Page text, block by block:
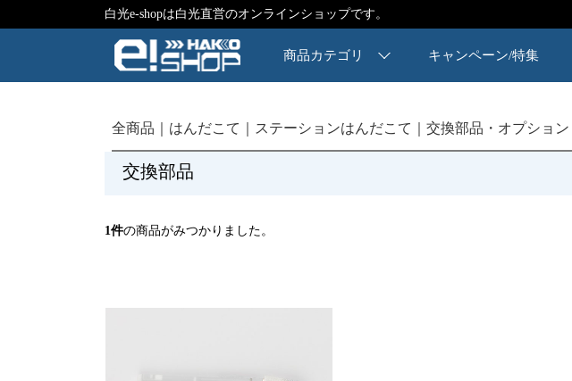
白光e-shopは白光直営のオンラインショップです。
商品カテゴリ キャンペーン/特集
全商品 はんだこて ステーションはんだこて 交換部品・オプション
交換部品
1件の商品がみつかりました。